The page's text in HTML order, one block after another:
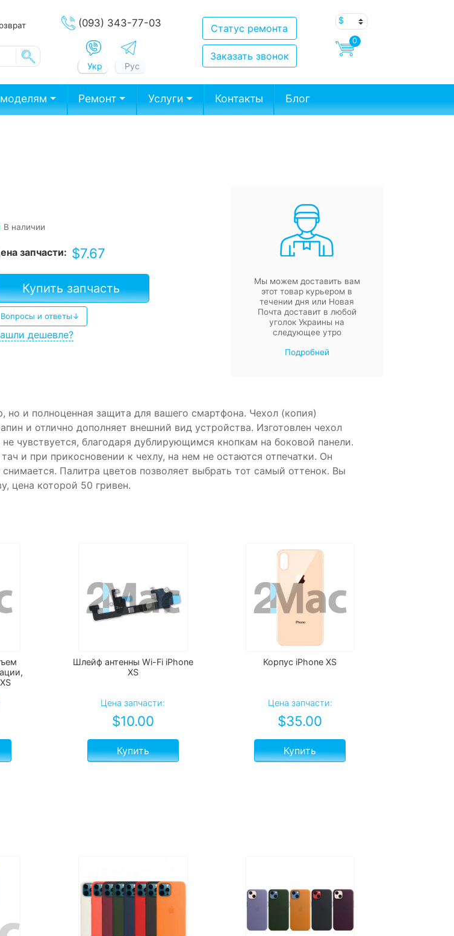
(093) 343-77-03
Укр Рус
Статус ремонта
Заказать звонок
0
Ремонт Услуги Контакты Блог
В наличии
запчасти: $7.67
Купить запчасть
Вопросы и ответы↓
дешевле?
Мы можем доставить вам
этот товар курьером в
течении дня или Новая
Почта доставит в любой
уголок Украины на
следующее утро
Подробней
но и полноценная защита для вашего смартфона. Чехол (копия)
и отлично дополняет внешний вид устройства. Изготовлен чехол
чувствуется, благодаря дублирующимся кнопкам на боковой панели.
и при прикосновении к чехлу, на нем не остаются отпечатки. Он
Палитра цветов позволяет выбрать тот самый оттенок. Вы
цена которой 50 гривен.
Шлейф антенны Wi-Fi iPhone
XS
Цена запчасти:
$10.00
Купить
Корпус iPhone XS
Цена запчасти:
$35.00
Купить